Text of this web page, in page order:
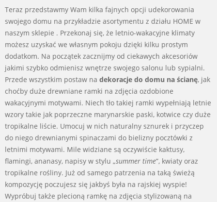
Teraz przedstawmy Wam kilka fajnych opcji udekorowania
swojego domu na przykładzie asortymentu z działu HOME w
naszym sklepie . Przekonaj się, że letnio-wakacyjne klimaty
możesz uzyskać we własnym pokoju dzięki kilku prostym
dodatkom. Na początek zacznijmy od ciekawych akcesoriów
jakimi szybko odmienisz wnętrze swojego salonu lub sypialni.
Przede wszystkim postaw na dekoracje do domu na ścianę, jak
choćby duże drewniane ramki na zdjęcia ozdobione
wakacyjnymi motywami. Niech tło takiej ramki wypełniają letnie
wzory takie jak poprzeczne marynarskie paski, kotwice czy duże
tropikalne liście. Umocuj w nich naturalny sznurek i przyczep
do niego drewnianymi spinaczami do bielizny pocztówki z
letnimi motywami. Mile widziane są oczywiście kaktusy,
flamingi, ananasy, napisy w stylu „summer time”, kwiaty oraz
tropikalne rośliny. Już od samego patrzenia na taką świeżą
kompozycję poczujesz się jakbyś była na rajskiej wyspie!
Wypróbuj także plecioną ramkę na zdjęcia stylizowaną na